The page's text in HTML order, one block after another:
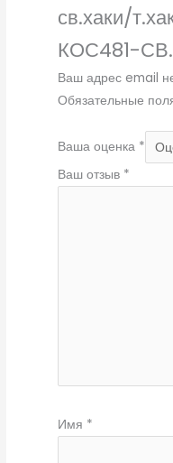
св.хаки/
КОС481-
Ваш адрес email
Обязательные
Ваша оценка *
Ваш отзыв *
Имя *